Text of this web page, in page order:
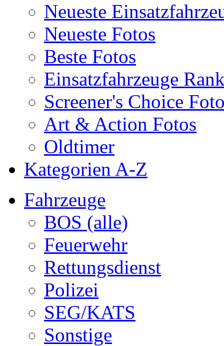
Neueste
Neueste Fotos
Beste Fotos
Einsatzfahrzeuge
Screener's Choice
Art & Action Fotos
Oldtimer
Kategorien A-Z
Fahrzeuge
BOS (alle)
Feuerwehr
Rettungsdienst
Polizei
SEG/KATS
Sonstige